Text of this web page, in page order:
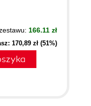
166.11 zł
170,89 zł (51%)